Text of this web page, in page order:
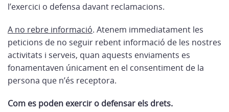
l’exercici o defensa davant reclamacions.
A no rebre informació. Atenem immediatament les
peticions de no seguir rebent informació de les nostres
activitats i serveis, quan aquests enviaments es
fonamentaven únicament en el consentiment de la
persona que n’és receptora.
Com es poden exercir o defensar els drets.